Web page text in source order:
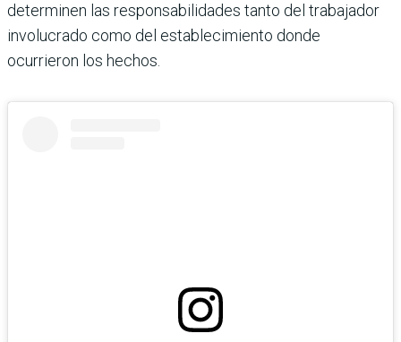
determinen las responsabilidades tanto del trabajador
involucrado como del establecimiento donde
ocurrieron los hechos.